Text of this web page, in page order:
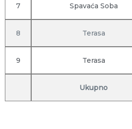
7 Spavaća Soba
8 Terasa
9 Terasa
Ukupno